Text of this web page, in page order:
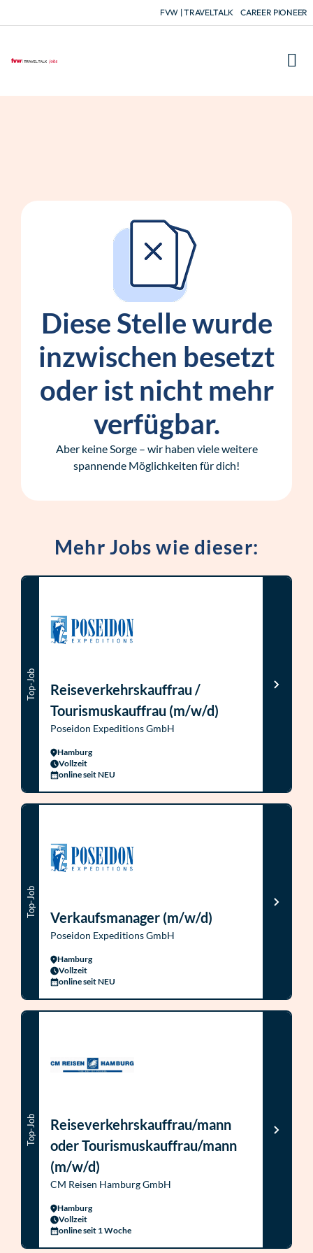
FVW | TRAVELTALK CAREER PIONEER
Diese Stelle wurde
inzwischen besetzt
oder ist nicht mehr
verfügbar.
Aber keine Sorge – wir haben viele weitere
spannende Möglichkeiten für dich!
Mehr Jobs wie dieser:
Top-Job
Reiseverkehrskauffrau /
Tourismuskauffrau (m/w/d)
Poseidon Expeditions GmbH
Hamburg
Vollzeit
online seit NEU
Top-Job Verkaufsmanager (m/w/d)
Poseidon Expeditions GmbH
Hamburg
Vollzeit
online seit NEU
Top-Job
Reiseverkehrskauffrau/mann
oder Tourismuskauffrau/mann
(m/w/d)
CM Reisen Hamburg GmbH
Hamburg
Vollzeit
online seit 1 Woche